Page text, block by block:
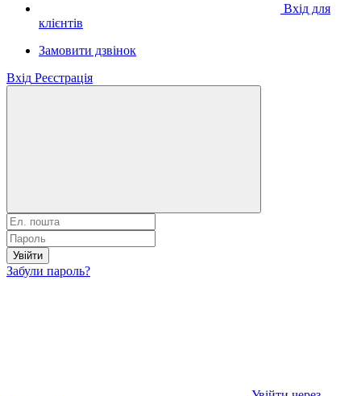
Вхід для
клієнтів
Замовити дзвінок
Вхід Реєстрація
Увійти
Забули пароль?